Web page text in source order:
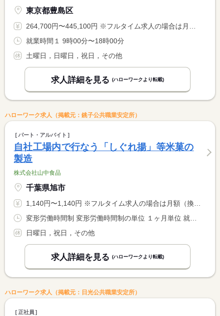
東京都豊島区
264,700円〜445,100円 ※フルタイム求人の場合は月額（換算額）、パート求人の場合は時間額を表示しています。
就業時間１ 9時00分〜18時00分
土曜日，日曜日，祝日，その他
求人詳細を見る (ハローワークより転載)
ハローワーク求人（掲載元：銚子公共職業安定所）
パート・アルバイト
自社工場内で行なう「しぐれ揚」等米菓の
製造
株式会社山中食品
千葉県旭市
1,140円〜1,140円 ※フルタイム求人の場合は月額（換算額）、パート求人の場合は時間額を表示しています。
変形労働時間制 変形労働時間制の単位 １ヶ月単位 就業時間１ 8時00分〜17時00分 又は 8時00分〜17時00分の時間の間の5時間程度 就業時間に関する特記事項 希望に合わせた勤務時間で相談に応じます。。
日曜日，祝日，その他
求人詳細を見る (ハローワークより転載)
ハローワーク求人（掲載元：日光公共職業安定所）
正社員